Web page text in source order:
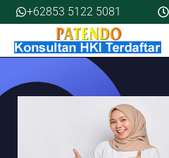
Skip
to
content
+62853 5122 5081